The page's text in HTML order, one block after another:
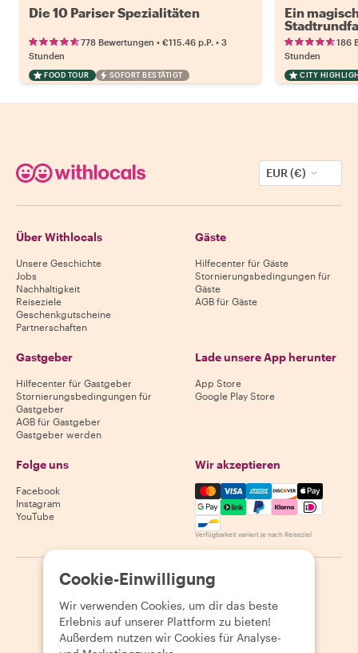
Die 10 Pariser Spezialitäten
778 Bewertungen • €115.46 p.P. • 3
Stunden
FOOD TOUR SOFORT BESTÄTIGT
Ein
186
Stunden
CITY
EUR (€)
Über Withlocals
Unsere Geschichte
Jobs
Nachhaltigkeit
Reiseziele
Geschenkgutscheine
Partnerschaften
Gäste
Hilfecenter für Gäste
Stornierungsbedingungen für
Gäste
AGB für Gäste
Gastgeber
Hilfecenter für Gastgeber
Stornierungsbedingungen für
Gastgeber
AGB für Gastgeber
Gastgeber werden
Lade unsere App herunter
App Store
Google Play Store
Folge uns
Facebook
Instagram
YouTube
Wir akzeptieren
Mastercard, Visa, Amex,
Verfügbarkeit variiert je nach Reiseziel
2026 Withlocals.com | Datenschutzerklärung
Seitenübersicht
Cookie-Einwilligung
Wir verwenden Cookies, um dir das beste
Erlebnis auf unserer Plattform zu bieten!
Außerdem nutzen wir Cookies für Analyse-